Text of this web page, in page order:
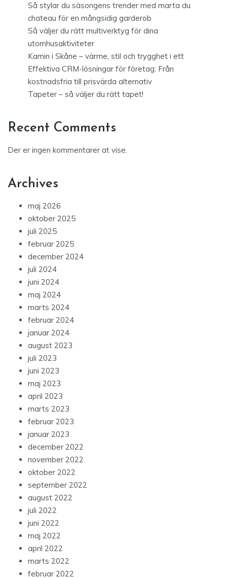
Så stylar du säsongens trender med marta du
chateau för en mångsidig garderob
Så väljer du rätt multiverktyg för dina
utomhusaktiviteter
Kamin i Skåne – värme, stil och trygghet i ett
Effektiva CRM-lösningar för företag: Från
kostnadsfria till prisvärda alternativ
Tapeter – så väljer du rätt tapet!
Recent Comments
Der er ingen kommentarer at vise.
Archives
maj 2026
oktober 2025
juli 2025
februar 2025
december 2024
juli 2024
juni 2024
maj 2024
marts 2024
februar 2024
januar 2024
august 2023
juli 2023
juni 2023
maj 2023
april 2023
marts 2023
februar 2023
januar 2023
december 2022
november 2022
oktober 2022
september 2022
august 2022
juli 2022
juni 2022
maj 2022
april 2022
marts 2022
februar 2022